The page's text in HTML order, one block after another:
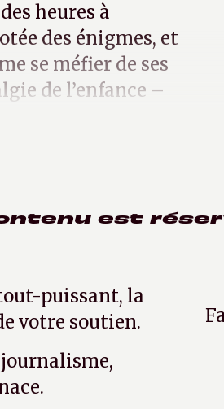
heures à
des énigmes, et
se méfier de ses
de l’enfance –
est
puissant, la
votre soutien.